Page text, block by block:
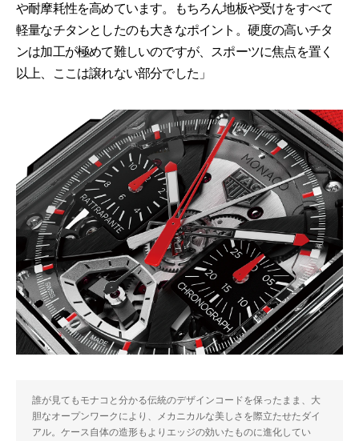
や耐摩耗性を高めています。もちろん地板や受けをすべて
軽量なチタンとしたのも大きなポイント。硬度の高いチタ
ンは加工が極めて難しいのですが、スポーツに焦点を置く
以上、ここは譲れない部分でした」
誰が見てもモナコと分かる伝統のデザインコードを保ったまま、大
胆なオープンワークにより、メカニカルな美しさを際立たせたダイ
アル。ケース自体の造形もよりエッジの効いたものに進化してい